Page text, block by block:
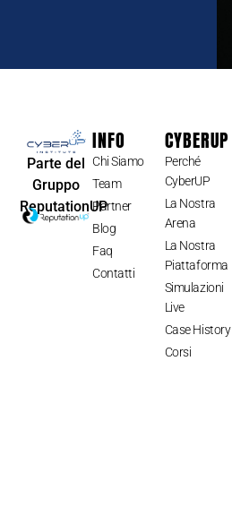
Parte del
Gruppo
ReputationUP
INFO
Chi Siamo
Team
Partner
Blog
Faq
Contatti
CYBERUP
Perché
CyberUP
La Nostra
Arena
La Nostra
Piattaforma
Simulazioni
Live
Case History
Corsi